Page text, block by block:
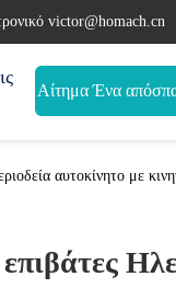
victor@homach.cn
Αίτημα Ένα
αυτοκίνητο με